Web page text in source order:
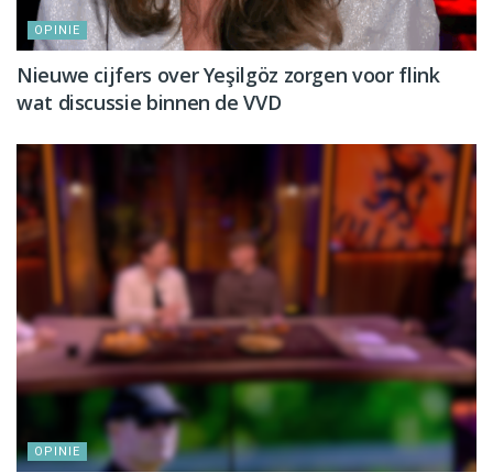
OPINIE
Nieuwe cijfers over Yeşilgöz zorgen voor flink
wat discussie binnen de VVD
OPINIE